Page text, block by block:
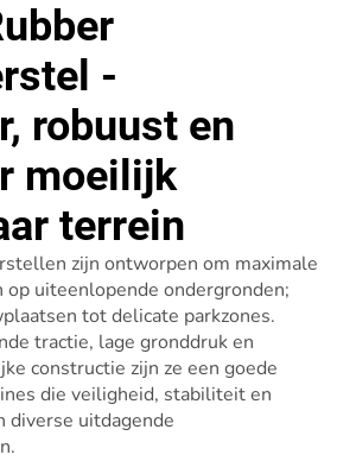
-
robuust en
moeilijk
terrein
zijn ontworpen om maximale
uiteenlopende ondergronden;
tot delicate parkzones.
tractie, lage gronddruk en
constructie zijn ze een goede
die veiligheid, stabiliteit en
uitdagende